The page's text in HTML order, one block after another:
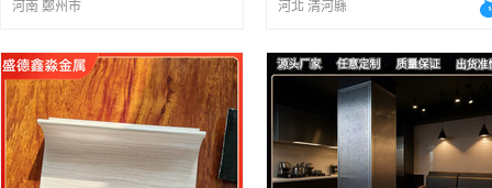
河南 鄭州市 河北 清河縣